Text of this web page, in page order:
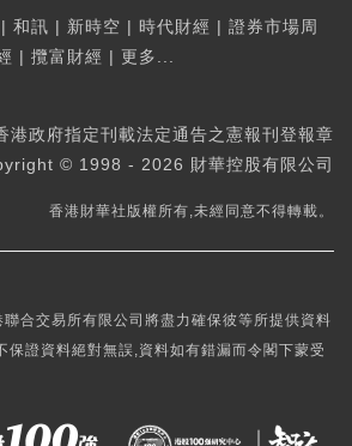
| 和訊 | 新時空 | 時代財經 | 證券市場周
| 攬富財經 | 更多...
港政府指定刊載法定通告之憲報刊登報章
© 1998 - 2026 財華控股有限公司
香港財華社版權所有,未經同意不得轉載。
合交易所有限公司將盡力確保彼等所提供資料
保證資料絕對無誤,資料如有錯漏而令閣下蒙受